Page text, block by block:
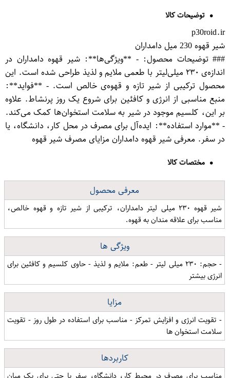
توضیحات کالا
p30roid.ir
شیر قهوه 230 میل دامداران
### توضیحات محصول: - **ویژگی‌ها**: شیر قهوه دامداران در
اندازه‌ی ۲۳۰ میلی‌لیتر با طعمی ملایم و لذیذ طراحی شده است. این
محصول ترکیبی از شیر تازه و قهوه‌ی خالص است. - **فواید**:
منبع مناسبی از انرژی و کافئین برای شروع یک روز پرنشاط. علاوه
بر این، کلسیم موجود در شیر به سلامت استخوان‌ها کمک می‌کند.
- **موارد استفاده**: ایده‌آل برای مصرف در محل کار، دانشگاه، یا
در سفر. معرفی شیر قهوه دامداران مزایای مصرف شیر قهوه
مختصات کالا
معرفی محصول
شیر قهوه ۲۳۰ میلی لیتر دامداران، ترکیبی از شیر تازه و قهوه خالص،
مناسب برای علاقه مندان به قهوه.
ویژگی ها
- حجم: ۲۳۰ میلی لیتر - طعم: ملایم و لذیذ - حاوی کلسیم و کافئین برای
انرژی بیشتر
مزایا
- تقویت انرژی و افزایش تمرکز - مناسب برای استفاده در طول روز - تقویت
سلامت استخوان ها
کاربردها